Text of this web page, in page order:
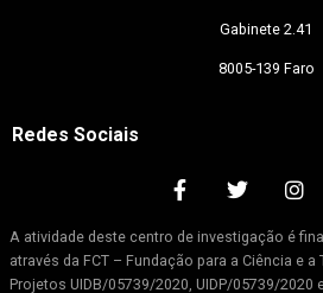
Gabinete 2.41
8005-139 Faro
Redes Sociais
A atividade deste centro de investigação é
através da FCT – Fundação para a Ciência e
Projetos UIDB/05739/2020, UIDP/05739/2020